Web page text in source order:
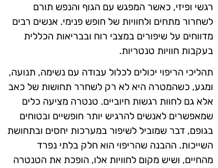
רגשי ופיזי, כאשר המפגש עם הגוף והנפש תורם
לשחרור מתחים ולחוויות של חופש פנימי. אנשים רבים
מדווחים על שיפורים במצבי רוח ובבריאות הכללית
בעקבות חוויות טנטריות.
תהליכי הריפוי יכולים לכלול עבודה עם נשימה, תנועה,
ומגע, כשהמטרה היא לא רק לשחרר תחושות של כאב
אלא גם לחוות רגשות חיוביים. טנטרה מציעה כלים
שמאפשרים לאנשים להרגיש יותר חופשיים ובטוחים
בגופם, דבר שמוביל לשיפור במערכות יחסים ובתחושת
השייכות. ההבנה שהריפוי הוא חלק בלתי נפרד
מהחיים, ושיש מקום לחוויות אלו, הופכת את הטנטרה